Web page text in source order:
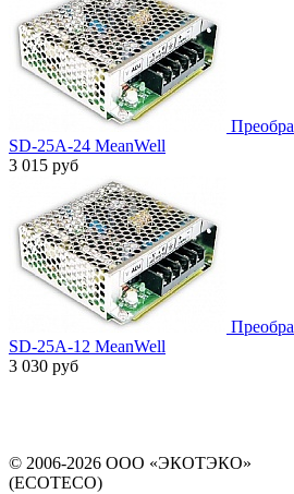
SD-25A-24 MeanWell
3 015 руб
SD-25A-12 MeanWell
3 030 руб
© 2006-2026 ООО «ЭКОТЭКО»
(ECOTECO)